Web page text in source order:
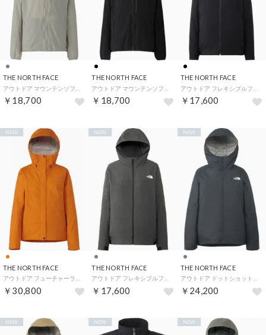
THE NORTH FACE
￥18,700
THE NORTH FACE
￥18,700
THE NORTH FACE
￥17,600
THE NORTH FACE
￥30,800
NEW
THE NORTH FACE
￥17,600
NEW
THE NORTH FACE
￥24,200
NEW
NEW NEW NEW